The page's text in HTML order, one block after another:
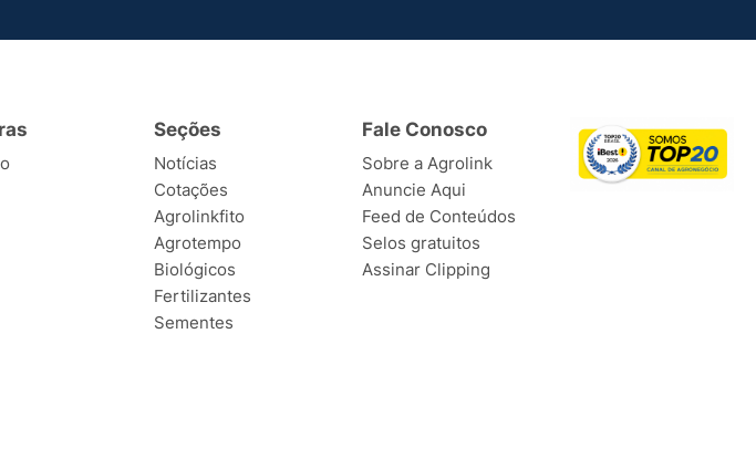
Seções
Notícias
Cotações
Agrolinkfito
Agrotempo
Biológicos
Fertilizantes
Sementes
Fale Conosco
Sobre a Agrolink
Anuncie Aqui
Feed de Conteúdos
Selos gratuitos
Assinar Clipping